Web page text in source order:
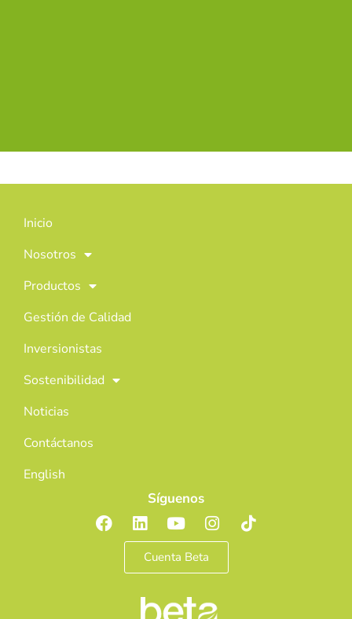
Inicio
Nosotros
Productos
Gestión de Calidad
Inversionistas
Sostenibilidad
Noticias
Contáctanos
English
Síguenos
Cuenta Beta